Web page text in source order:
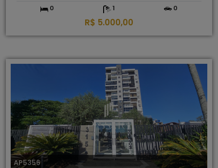
0 1 0
R$ 5.000,00
AP5356